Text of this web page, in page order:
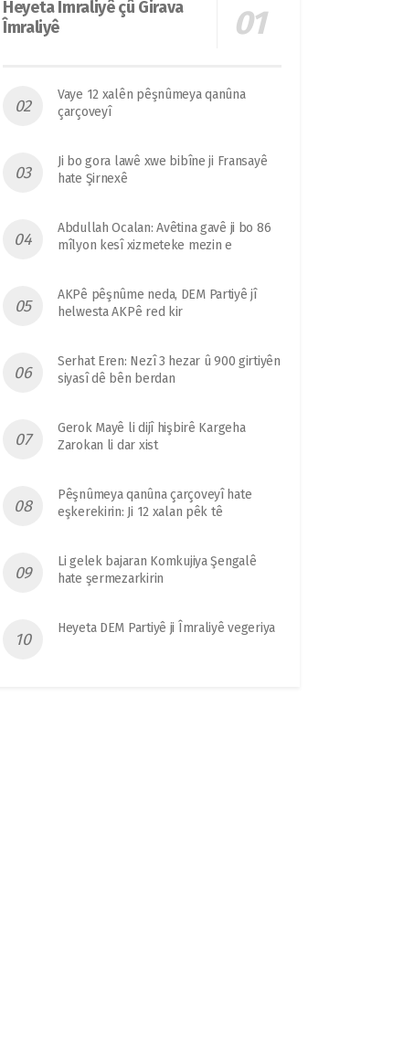
Heyeta Îmraliyê çû Girava
Îmraliyê
Vaye 12 xalên pêşnûmeya qanûna
çarçoveyî
Ji bo gora lawê xwe bibîne ji Fransayê
hate Şirnexê
Abdullah Ocalan: Avêtina gavê ji bo 86
mîlyon kesî xizmeteke mezin e
AKPê pêşnûme neda, DEM Partiyê jî
helwesta AKPê red kir
Serhat Eren: Nezî 3 hezar û 900 girtiyên
siyasî dê bên berdan
Gerok Mayê li dijî hişbirê Kargeha
Zarokan li dar xist
Pêşnûmeya qanûna çarçoveyî hate
eşkerekirin: Ji 12 xalan pêk tê
Li gelek bajaran Komkujiya Şengalê
hate şermezarkirin
Heyeta DEM Partiyê ji Îmraliyê vegeriya